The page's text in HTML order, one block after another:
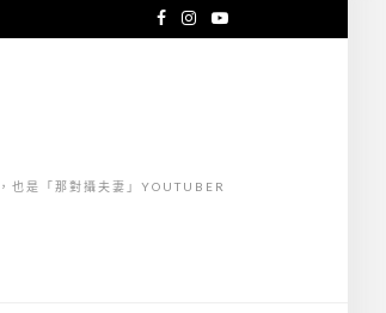
也是「那對攝夫妻」YOUTUBER